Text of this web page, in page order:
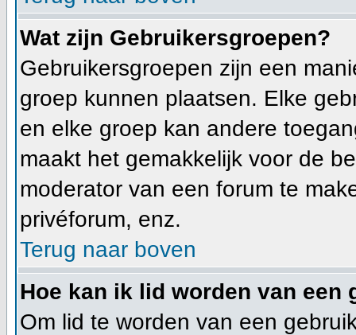
Wat zijn Gebruikersgroepen?
Gebruikersgroepen zijn een
groep kunnen plaatsen. Elke
en elke groep kan andere
maakt het gemakkelijk voor de
moderator van een forum te
privéforum, enz.
Terug naar boven
Hoe kan ik lid worden van een
Om lid te worden van een